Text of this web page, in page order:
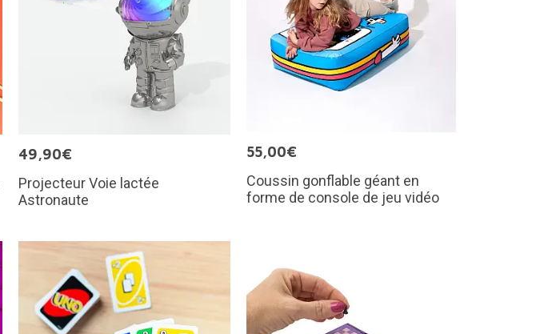
49,90€
Projecteur Voie lactée
Astronaute
55,00€
Coussin gonflable géant en
forme de console de jeu vidéo